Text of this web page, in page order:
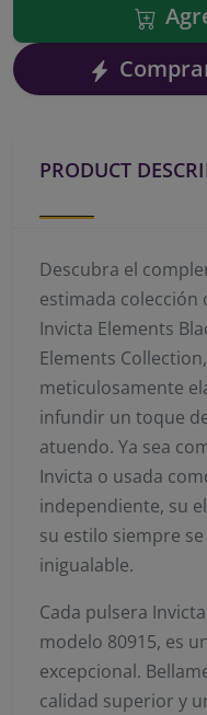
PRODUCT
Descubra el
estimada colección
Invicta Elements
Elements
meticulosamente
infundir un toque
atuendo. Ya sea
Invicta o usada
independiente, su
su estilo siempre
inigualable.
Cada pulsera
modelo 80915, es
excepcional.
calidad superior y